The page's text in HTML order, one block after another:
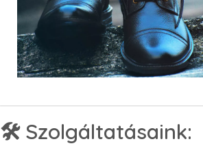
🛠️ Szolgáltatásaink: